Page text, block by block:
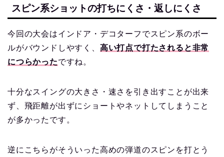
スピン系ショットの打ちにくさ・返しにくさ
今回の大会はインドア・デコターフでスピン系のボー
ルがバウンドしやすく、 高い打点で打たされると非常
につらかったですね。
十分なスイングの大きさ・速さを引き出すことが出来
ず、飛距離が出ずにショートやネットしてしまうこと
が多かったです。
逆にこちらがそういった高めの弾道のスピンを打とう